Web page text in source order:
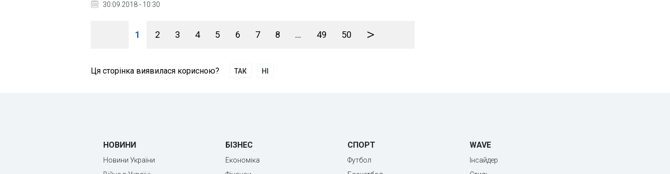
30.09.2018 - 10:30
1 2 3 4 5 6 7 8 ... 49 50 >
Ця сторінка виявилася корисною? ТАК НІ
НОВИНИ
Новини України
БІЗНЕС
Економіка
СПОРТ
Футбол
WAVE
Інсайдер